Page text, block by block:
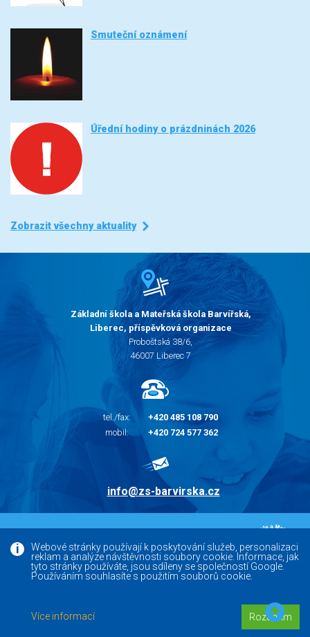
Webové stránky používají k poskytování služeb, personalizaci
reklam a analýze návštěvnosti soubory cookie. Informace, jak
tyto stránky používáte, jsou sdíleny se společností Google.
Používáním souhlasíte s použitím souborů cookie.
Více informací Rozumím
Smuteční oznámení
Úřední hodiny o prázdninách 2026
Zobrazit všechny aktuality
Základní škola a Mateřská škola Barvířská,
Liberec, příspěvková organizace
Proboštská 38/6,
46007 Liberec 7
tel./fax:
+420 485 108 790
mobil:
+420 724 577 362
info@zs-barvirska.cz
Facebook
Versoft.cz - tvorba www webových stránek, internetových